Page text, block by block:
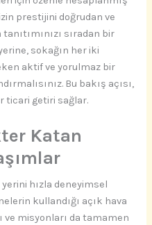
prestijini doğrudan ve
sıradan bir
sokağın her iki
aktif ve yorulmaz bir
Bu bakış açısı,
ticari getiri sağlar.
Katan
hızla deneyimsel
kullandığı açık hava
ve misyonları da tamamen